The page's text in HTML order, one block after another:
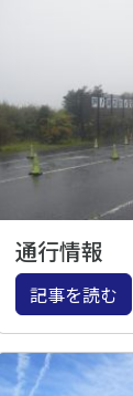
通行情報
記事を読む